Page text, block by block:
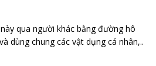
qua người khác bằng đường hô
dùng chung các vật dụng cá nhân,..